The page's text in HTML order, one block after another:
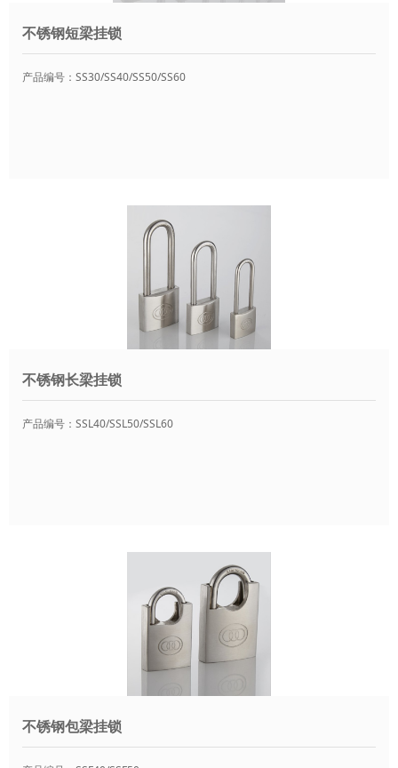
不锈钢短梁挂锁
产品编号：SS30/SS40/SS50/SS60
不锈钢长梁挂锁
产品编号：SSL40/SSL50/SSL60
不锈钢包梁挂锁